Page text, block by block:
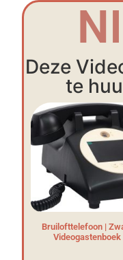
Deze
te
Bruilofttelefoon |
Videogastenboek